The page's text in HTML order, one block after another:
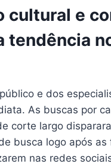
cultural e
tendência
e dos
As buscas por
corte largo
busca logo após as
nas redes